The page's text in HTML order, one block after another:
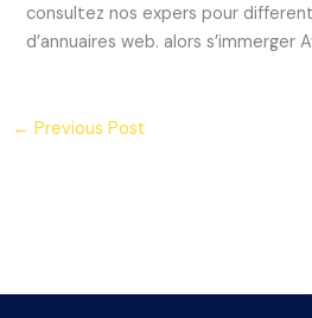
consultez nos expers pour
d’annuaires web. alors s’immerger
← Previous Post